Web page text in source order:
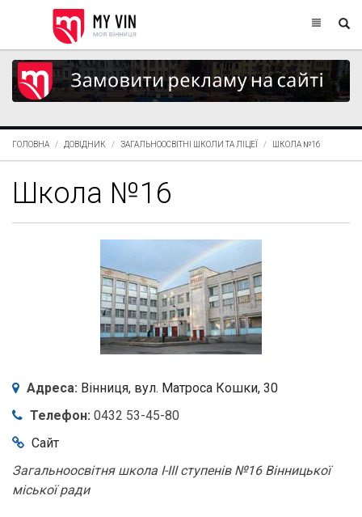
ГОЛОВНА ДОВІДНИК ЗАГАЛЬНООСВІТНІ ШКОЛИ ТА ЛІЦЕЇ ШКОЛА №16
Школа №16
Адреса: Вінниця, вул. Матроса Кошки, 30
Телефон: 0432 53-45-80
Сайт
Загальноосвітня школа І-ІІІ ступенів №16 Вінницької
міської ради